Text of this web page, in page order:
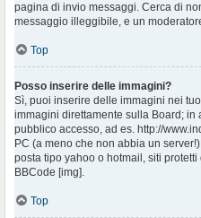
pagina di invio messaggi. Cerca di
messaggio illeggibile, e un
Top
Posso inserire delle immagini?
Sì, puoi inserire delle immagini nei
immagini direttamente sulla Board; in
pubblico accesso, ad es. http://
PC (a meno che non abbia un
posta tipo yahoo o hotmail, siti
BBCode [img].
Top